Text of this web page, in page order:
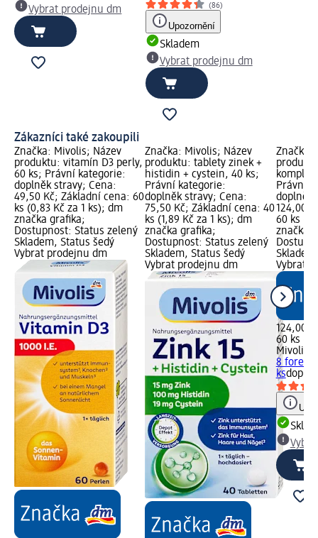
Vybrat prodejnu dm
(86)
Upozornění
Skladem
Vybrat prodejnu dm
Zákazníci také zakoupili
Značka: Mivolis; Název
produktu: vitamín D3 perly,
60 ks; Právní kategorie:
doplněk stravy; Cena:
49,50 Kč; Základní cena: 60
ks (0,83 Kč za 1 ks); dm
značka grafika;
Dostupnost: Status zelený
Skladem, Status šedý
Vybrat prodejnu dm
Značka: Mivolis; Název
produktu: tablety zinek +
histidin + cystein, 40 ks;
Právní kategorie:
doplněk stravy; Cena:
75,50 Kč; Základní cena: 40
ks (1,89 Kč za 1 ks); dm
značka grafika;
Dostupnost: Status zelený
Skladem, Status šedý
Vybrat prodejnu dm
Značka:
Právní
doplněk
124,00
60 ks
značka
Vybrat
124,00
60 ks
Mivolis
8 forem,
ks